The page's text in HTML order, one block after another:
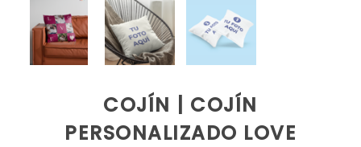
COJÍN | COJÍN
PERSONALIZADO LOVE